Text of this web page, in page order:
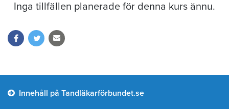
Inga tillfällen planerade för denna kurs ännu.
Innehåll på Tandläkarförbundet.se